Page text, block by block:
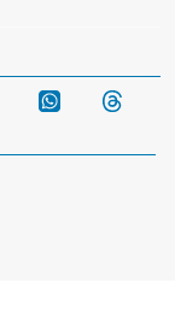
Telegram WhatsApp